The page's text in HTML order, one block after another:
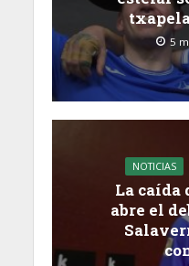
5
NOTICIAS
La caída
abre el